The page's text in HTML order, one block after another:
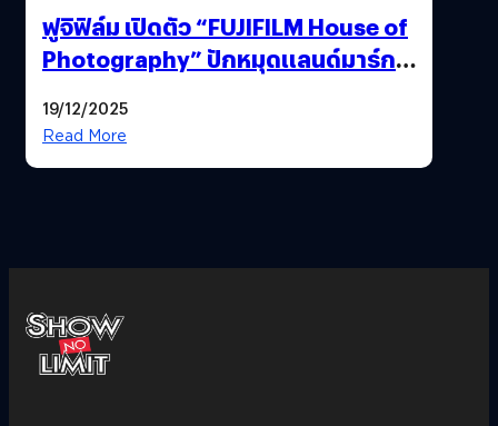
ฟูจิฟิล์ม เปิดตัว “FUJIFILM House of
Photography” ปักหมุดแลนด์มาร์ก
19/12/2025
Read More